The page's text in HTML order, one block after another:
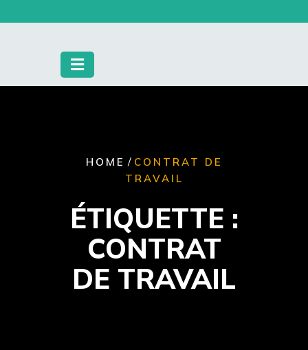
to
HOME / CONTRAT DE
TRAVAIL
ÉTIQUETTE :
CONTRAT
DE TRAVAIL